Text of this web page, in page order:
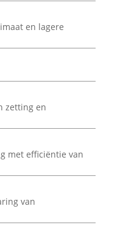
en lagere
zetting en
met efficiëntie van
van